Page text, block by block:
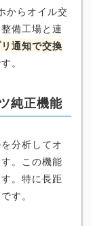
からオイル交
備工場と連
通知で交換
。
純正機能
分析してオ
。この機能
。特に長距
す。